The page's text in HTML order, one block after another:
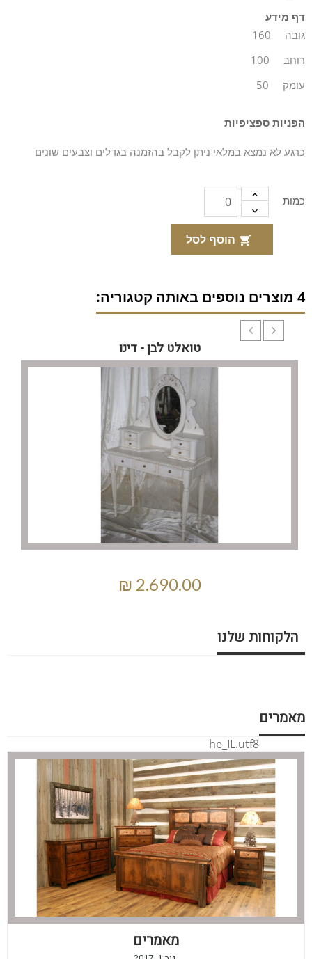
דף מידע
גובה
160
רוחב
100
עומק
50
הפניות ספציפיות
כרגע לא נמצא במלאי ניתן לקבל בהזמנה בגדלים וצבעים שונים
כמות

4 מוצרים נוספים באותה קטגוריה:
טואלט לבן - דינו
‏2,690.00 ₪
הלקוחות שלנו
מאמרים
he_IL.utf8
מאמרים